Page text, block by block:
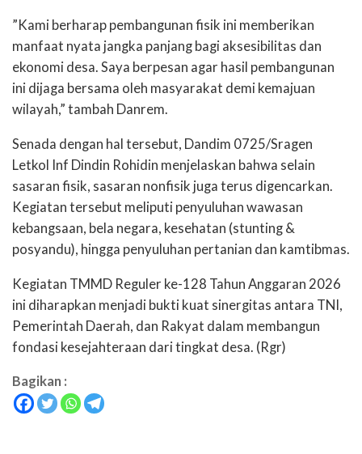
​”Kami berharap pembangunan fisik ini memberikan
manfaat nyata jangka panjang bagi aksesibilitas dan
ekonomi desa. Saya berpesan agar hasil pembangunan
ini dijaga bersama oleh masyarakat demi kemajuan
wilayah,” tambah Danrem.
​Senada dengan hal tersebut, Dandim 0725/Sragen
Letkol Inf Dindin Rohidin menjelaskan bahwa selain
sasaran fisik, sasaran nonfisik juga terus digencarkan.
Kegiatan tersebut meliputi penyuluhan wawasan
kebangsaan, bela negara, kesehatan (stunting &
posyandu), hingga penyuluhan pertanian dan kamtibmas.
​Kegiatan TMMD Reguler ke-128 Tahun Anggaran 2026
ini diharapkan menjadi bukti kuat sinergitas antara TNI,
Pemerintah Daerah, dan Rakyat dalam membangun
fondasi kesejahteraan dari tingkat desa. (Rgr)
Bagikan :